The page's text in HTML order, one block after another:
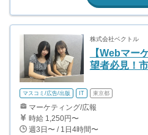
株式会社ベクトル
【Webマー
望者必見！
マスコミ/広告/出版 IT 東京都
マーケティング/広報
時給 1,250円〜
週3日〜 / 1日4時間〜